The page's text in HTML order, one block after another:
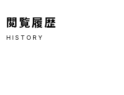
閲覧履歴
HISTORY